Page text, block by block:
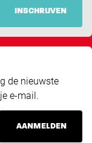
INSCHRIJVEN
de nieuwste
e-mail.
AANMELDEN